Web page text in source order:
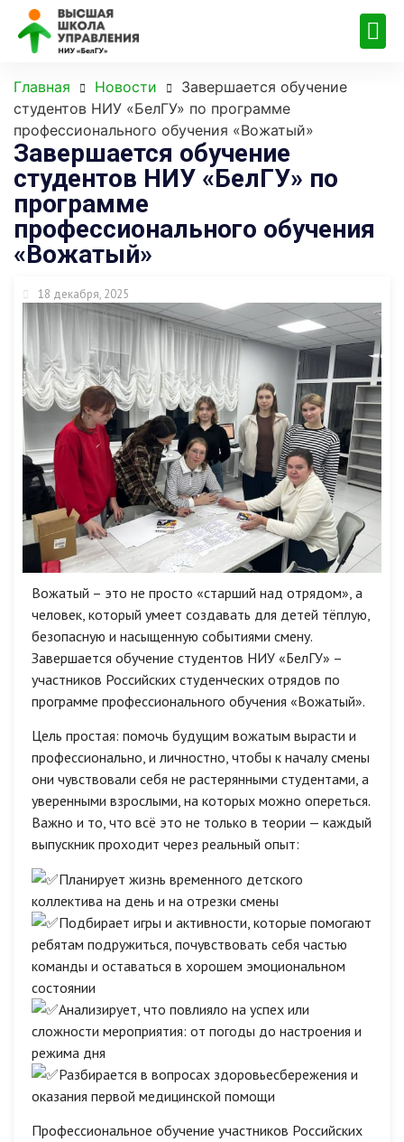
Главная Новости
Завершается обучение
студентов НИУ «БелГУ» по программе
профессионального обучения «Вожатый»
Завершается обучение
студентов НИУ «БелГУ» по
программе
профессионального обучения
«Вожатый»
18 декабря, 2025
Вожатый – это не просто «старший над отрядом», а
человек, который умеет создавать для детей тёплую,
безопасную и насыщенную событиями смену.
Завершается обучение студентов НИУ «БелГУ» –
участников Российских студенческих отрядов по
программе профессионального обучения «Вожатый».
Цель простая: помочь будущим вожатым вырасти и
профессионально, и личностно, чтобы к началу смены
они чувствовали себя не растерянными студентами, а
уверенными взрослыми, на которых можно опереться.
Важно и то, что всё это не только в теории — каждый
выпускник проходит через реальный опыт:
Планирует жизнь временного детского
коллектива на день и на отрезки смены
Подбирает игры и активности, которые помогают
ребятам подружиться, почувствовать себя частью
команды и оставаться в хорошем эмоциональном
состоянии
Анализирует, что повлияло на успех или
сложности мероприятия: от погоды до настроения и
режима дня
Разбирается в вопросах здоровьесбережения и
оказания первой медицинской помощи
Профессиональное обучение участников Российских